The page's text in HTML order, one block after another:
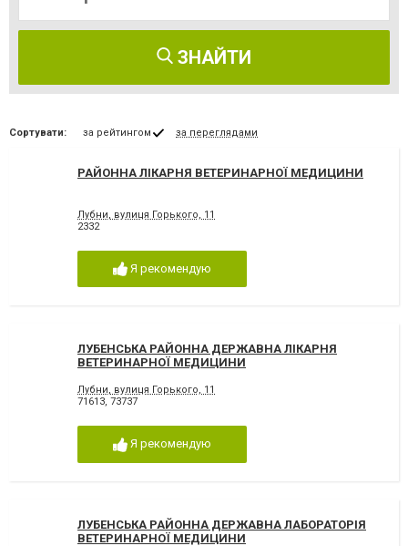
ЗНАЙТИ
Сортувати: за рейтингом за переглядами
РАЙОННА ЛІКАРНЯ ВЕТЕРИНАРНОЇ МЕДИЦИНИ
Лубни, вулиця Горького, 11
2332
Я рекомендую
ЛУБЕНСЬКА РАЙОННА ДЕРЖАВНА ЛІКАРНЯ
ВЕТЕРИНАРНОЇ МЕДИЦИНИ
Лубни, вулиця Горького, 11
71613, 73737
Я рекомендую
ЛУБЕНСЬКА РАЙОННА ДЕРЖАВНА ЛАБОРАТОРІЯ
ВЕТЕРИНАРНОЇ МЕДИЦИНИ